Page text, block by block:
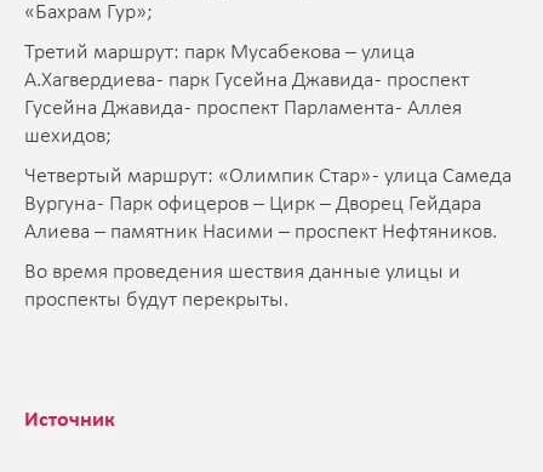
«Бахрам Гур»;
Третий маршрут: парк Мусабекова – улица
А.Хагвердиева - парк Гусейна Джавида - проспект
Гусейна Джавида - проспект Парламента - Аллея
шехидов;
Четвертый маршрут: «Олимпик Стар» - улица Самеда
Вургуна - Парк офицеров – Цирк – Дворец Гейдара
Алиева – памятник Насими – проспект Нефтяников.
Во время проведения шествия данные улицы и
проспекты будут перекрыты.
Источник